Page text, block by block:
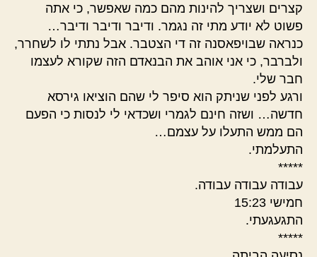
קצרים ושצריך להינות מהם כמה שאפשר, כי אתה
פשוט לא יודע מתי זה נגמר. ודיבר ודיבר ודיבר…
כנראה שבויפאסנה זה די הצטבר. אבל נתתי לו לשחרר,
ולברבר, כי אני אוהב את הבנאדם הזה שקורא לעצמו
חבר שלי.
ורגע לפני שניתק הוא סיפר לי שהם הוציאו גירסא
חדשה… ושזה חינם לגמרי ושכדאי לי לנסות כי הפעם
הם ממש התעלו על עצמם…
התעלמתי.
*****
עבודה עבודה עבודה.
חמישי 15:23
התגעגעתי.
*****